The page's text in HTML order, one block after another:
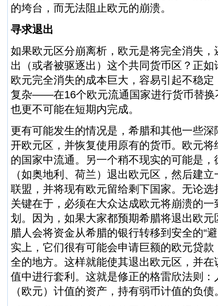
的垮台，而无法阻止欧元的崩溃。
寻求退出
如果欧元区分崩离析，欧元是将完全消失
出（或者被驱逐出）这个共同货币区？正
欧元完全消失的成本巨大，容易引起不稳
复杂——在16个欧元流通国家进行货币替换
也更不可能在短期内完成。
更有可能发生的情况是，希腊和其他一些
开欧元区，并恢复使用原有的货币。欧元
的国家中流通。另一个稍不现实的可能是
（如奥地利、荷兰）退出欧元区，然后建
联盟，并将现有欧元留给剩下国家。无论
关键在于，必须在大众达成欧元将崩溃的
划。因为，如果大家都预期希腊将退出欧
腊人会将资金从希腊的银行转移到安全的“
实上，它们很有可能会申请巨额的欧元贷
全的地方。这样就能使其退出欧元区，并
值中进行套利。这就是修正的格雷欣法则
（欧元）计值的资产，持有弱币计值的负债